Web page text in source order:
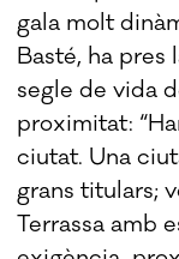
gala molt
Basté, ha pres
segle de vida
proximitat:
ciutat. Una
grans titulars;
Terrassa amb